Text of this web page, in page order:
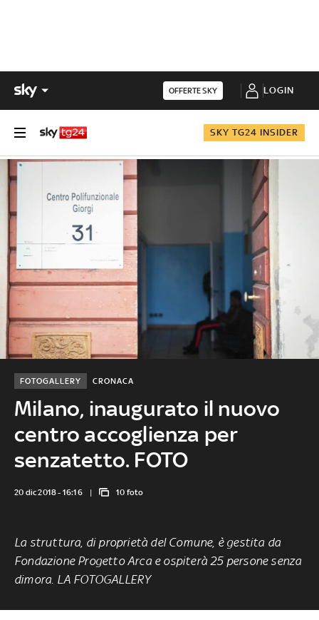
OFFERTE SKY LOGIN
SKY TG24 INSIDER
Milano, inaugurato il nuovo
centro accoglienza per
senzatetto. FOTO
CRONACA
FOTOGALLERY
20 dic 2018 - 16:16 10 foto
La struttura, di proprietà del Comune, è gestita da
Fondazione Progetto Arca e ospiterà 25 persone senza
dimora. LA FOTOGALLERY